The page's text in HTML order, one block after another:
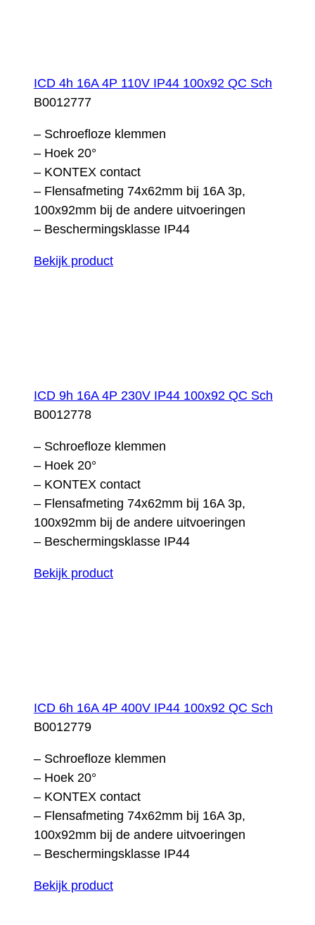
ICD 4h 16A 4P 110V IP44 100x92 QC Sch
B0012777
– Schroefloze klemmen
– Hoek 20°
– KONTEX contact
– Flensafmeting 74x62mm bij 16A 3p,
100x92mm bij de andere uitvoeringen
– Beschermingsklasse IP44
Bekijk product
ICD 9h 16A 4P 230V IP44 100x92 QC Sch
B0012778
– Schroefloze klemmen
– Hoek 20°
– KONTEX contact
– Flensafmeting 74x62mm bij 16A 3p,
100x92mm bij de andere uitvoeringen
– Beschermingsklasse IP44
Bekijk product
ICD 6h 16A 4P 400V IP44 100x92 QC Sch
B0012779
– Schroefloze klemmen
– Hoek 20°
– KONTEX contact
– Flensafmeting 74x62mm bij 16A 3p,
100x92mm bij de andere uitvoeringen
– Beschermingsklasse IP44
Bekijk product